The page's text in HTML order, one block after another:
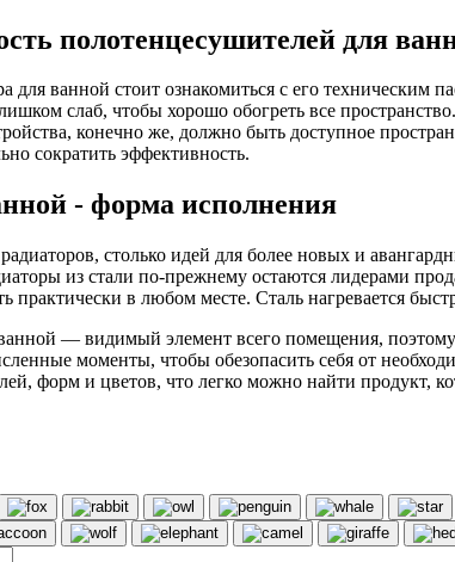
полотенцесушителей для
для ванной стоит ознакомиться с его
слаб, чтобы хорошо обогреть все
конечно же, должно быть доступное
сократить эффективность.
- форма исполнения
столько идей для более новых и
из стали по-прежнему остаются лидерами
практически в любом месте. Сталь нагревается
— видимый элемент всего помещения,
моменты, чтобы обезопасить себя от
форм и цветов, что легко можно найти продукт,